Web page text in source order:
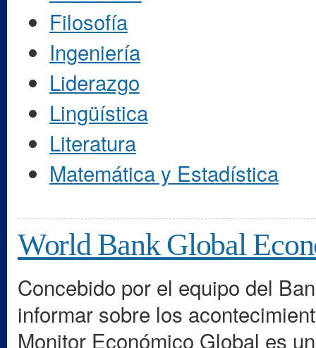
Filosofía
Ingeniería
Liderazgo
Lingüística
Literatura
Matemática y Estadística
World Bank Global
Concebido por el equipo del
informar sobre los
Monitor Económico Global es